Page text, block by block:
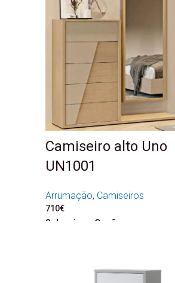
Camiseiro alto Uno
UN1001
Arrumação, Camiseiros
710€
Seleccione Opções